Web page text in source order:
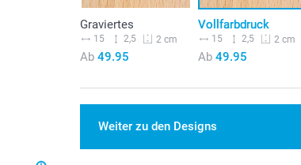
Graviertes
15 2,5 2 cm
Ab 49.95
Vollfarbdruck
15 2,5 2 cm
Ab 49.95
Weiter zu den Designs